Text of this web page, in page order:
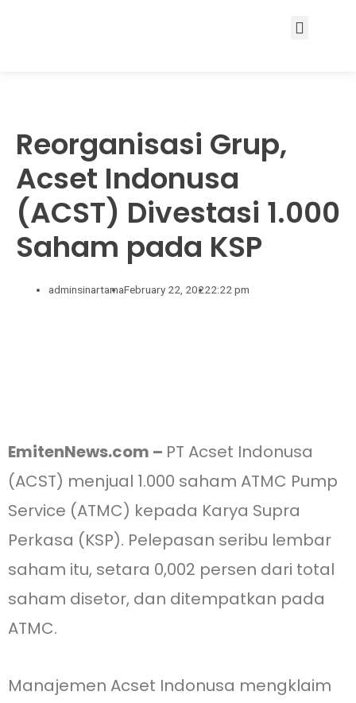
Reorganisasi Grup,
Acset Indonusa
(ACST) Divestasi 1.000
Saham pada KSP
adminsinartamaFebruary 22, 20222:22 pm
EmitenNews.com – PT Acset Indonusa
(ACST) menjual 1.000 saham ATMC Pump
Service (ATMC) kepada Karya Supra
Perkasa (KSP). Pelepasan seribu lembar
saham itu, setara 0,002 persen dari total
saham disetor, dan ditempatkan pada
ATMC.
Manajemen Acset Indonusa mengklaim